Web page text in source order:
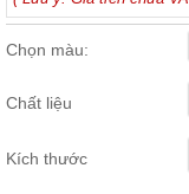
Thất
ăn,
kệ
Chọn màu:
Chất liệu
Kích thước